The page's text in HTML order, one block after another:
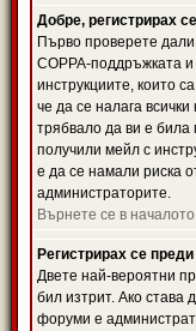
Добре, регистрирах
Първо проверете
COPPA-поддръжката
инструкциите, които
че да се налага
трябвало да ви е
получили мейл с
е да се намали риска
администраторите.
Върнете се в началото
Регистрирах се
Двете най-вероятни
бил изтрит. Ако става
форуми е